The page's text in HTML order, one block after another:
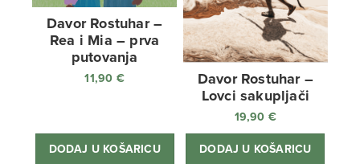
Davor Rostuhar –
Rea i Mia – prva
putovanja
11,90 €
DODAJ U KOŠARICU
Davor Rostuhar –
Lovci sakupljači
19,90 €
DODAJ U KOŠARICU